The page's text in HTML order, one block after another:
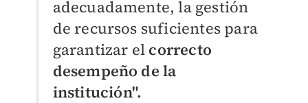
adecuadamente, la gestión
de recursos suficientes para
garantizar el correcto
desempeño de la
institución".